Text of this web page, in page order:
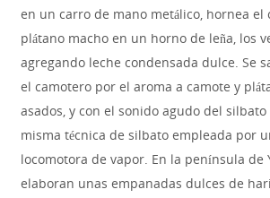
en un carro de mano metálico, hornea el
plátano macho en un horno de leña, los
agregando leche condensada dulce. Se
el camotero por el aroma a camote y
asados, y con el sonido agudo del
misma técnica de silbato empleada por
locomotora de vapor. En la península de
elaboran unas empanadas dulces de